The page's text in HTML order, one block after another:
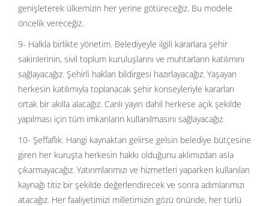
genişleterek ülkemizin her yerine götüreceğiz. Bu modele
öncelik vereceğiz.
9- Halkla birlikte yönetim. Belediyeyle ilgili kararlara şehir
sakinlerinin, sivil toplum kuruluşlarını ve muhtarların katılımını
sağlayacağız. Şehirli hakları bildirgesi hazırlayacağız. Yaşayan
herkesin katılımıyla toplanacak şehir konseyleriyle kararları
ortak bir akılla alacağız. Canlı yayın dahil herkese açık şekilde
yapılması için tüm imkanların kullanılmasını sağlayacağız.
10- Şeffaflık. Hangi kaynaktan gelirse gelsin belediye bütçesine
giren her kuruşta herkesin hakkı olduğunu aklımızdan asla
çıkarmayacağız. Yatırımlarımızı ve hizmetleri yaparken kullanılan
kaynağı titiz bir şekilde değerlendirecek ve sonra adımlarımızı
atacağız. Her faaliyetimizi milletimizin gözü önünde, her türlü